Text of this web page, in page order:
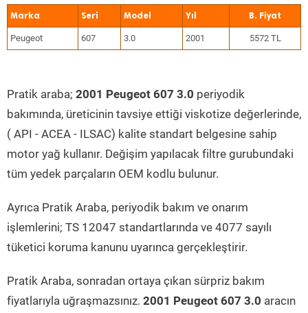
Marka Seri Model Yıl
Peugeot 607 3.0 2001 5572 TL
Pratik araba; 2001 Peugeot 607 3.0 periyodik
bakımında, üreticinin tavsiye ettiği viskotize değerlerinde,
( API - ACEA - ILSAC) kalite standart belgesine sahip
motor yağ kullanır. Değişim yapılacak filtre gurubundaki
tüm yedek parçaların OEM kodlu bulunur.
Ayrıca Pratik Araba, periyodik bakım ve onarım
işlemlerini; TS 12047 standartlarında ve 4077 sayılı
tüketici koruma kanunu uyarınca gerçekleştirir.
Pratik Araba, sonradan ortaya çıkan sürpriz bakım
fiyatlarıyla uğraşmazsınız. 2001 Peugeot 607 3.0 aracın